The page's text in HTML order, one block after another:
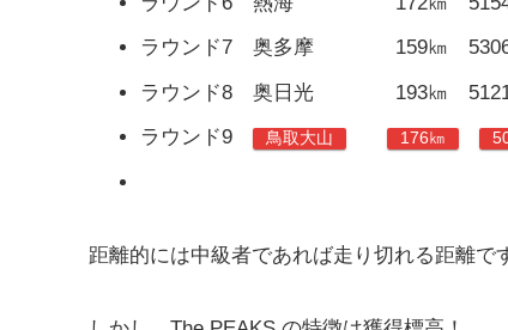
ラウンド7 奥多摩 159㎞
ラウンド8 奥日光 193㎞
ラウンド9
鳥取大山 176㎞
距離的には中級者であれば走り切れる距離で